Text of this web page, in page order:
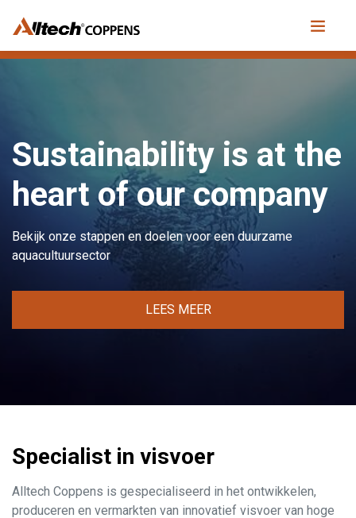
Sustainability is at the
heart of our company
Bekijk onze stappen en doelen voor een duurzame
aquacultuursector
LEES MEER
Specialist in visvoer
Alltech Coppens is gespecialiseerd in het ontwikkelen,
produceren en vermarkten van innovatief visvoer van hoge